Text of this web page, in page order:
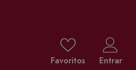
Favoritos Entrar